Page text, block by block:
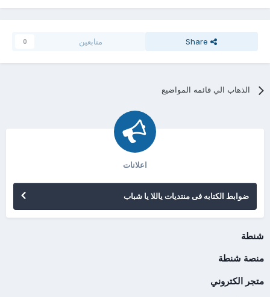
Share متابعين 0
الذهاب الي قائمه المواضيع
اعلانات
ضوابط الكتابه فى منتديات ياللا يا شباب
شنطة
منصة شنطة
متجر الكتروني